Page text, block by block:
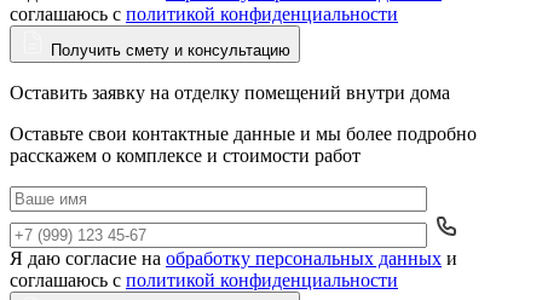
соглашаюсь с политикой конфиденциальности
Получить смету и консультацию
Оставить заявку на отделку помещений внутри дома
Оставьте свои контактные данные и мы более подробно
расскажем о комплексе и стоимости работ
Да
Я даю согласие на обработку персональных данных и
соглашаюсь с политикой конфиденциальности